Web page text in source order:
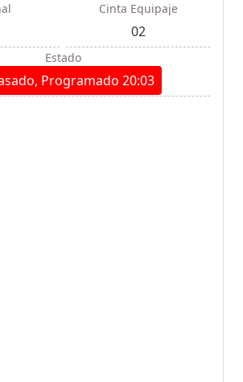
Cinta Equipaje
02
Estado
Programado 20:03